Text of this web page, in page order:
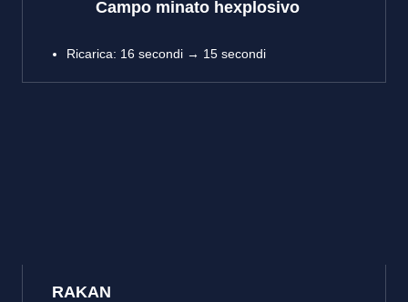
Campo minato hexplosivo
Ricarica: 16 secondi → 15 secondi
RAKAN